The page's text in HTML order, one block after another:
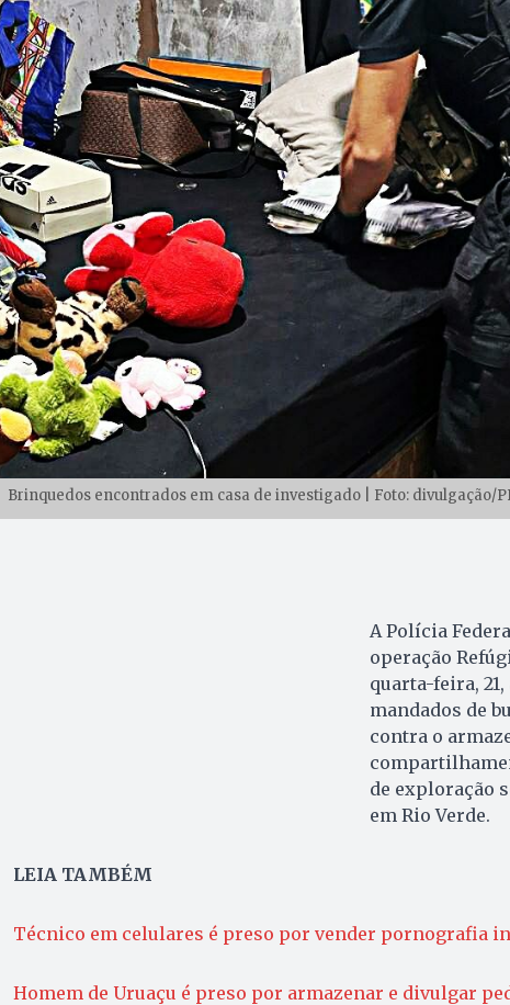
Brinquedos encontrados em casa de investigado | Foto: divulgação/
A Polícia
operação
quarta-feira,
mandados de
contra o
de exploração
em Rio Verde.
LEIA TAMBÉM
Técnico em celulares é preso por vender pornografia
Homem de Uruaçu é preso por armazenar e divulgar